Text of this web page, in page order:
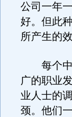
公司一年
好。但此
所产生的
每个中
广的职业
业人士的
颈。他们